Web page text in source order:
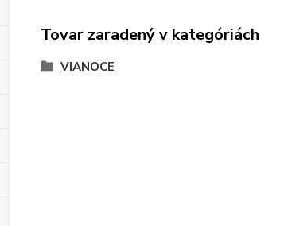
Tovar zaradený v kategóriách
VIANOCE